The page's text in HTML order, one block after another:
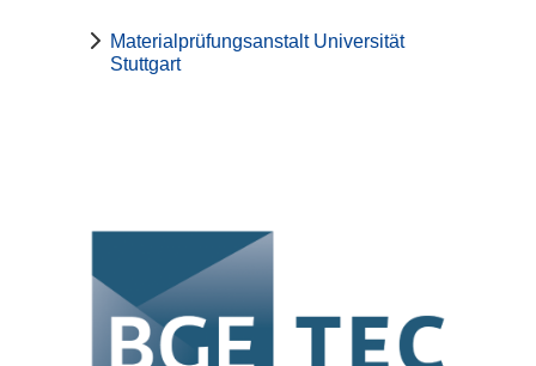
Materialprüfungsanstalt Universität
Stuttgart